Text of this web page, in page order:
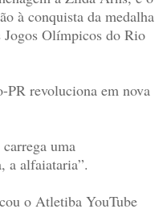
à conquista da medalha
Olímpicos do Rio
revoluciona em nova
uma
a alfaiataria”.
o Atletiba YouTube